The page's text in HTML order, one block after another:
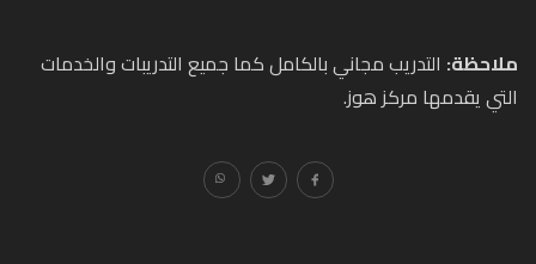
ملاحظة: التدريب مجاني بالكامل كما جميع التدريبات والخدمات
التي يقدمها مركز هوز.